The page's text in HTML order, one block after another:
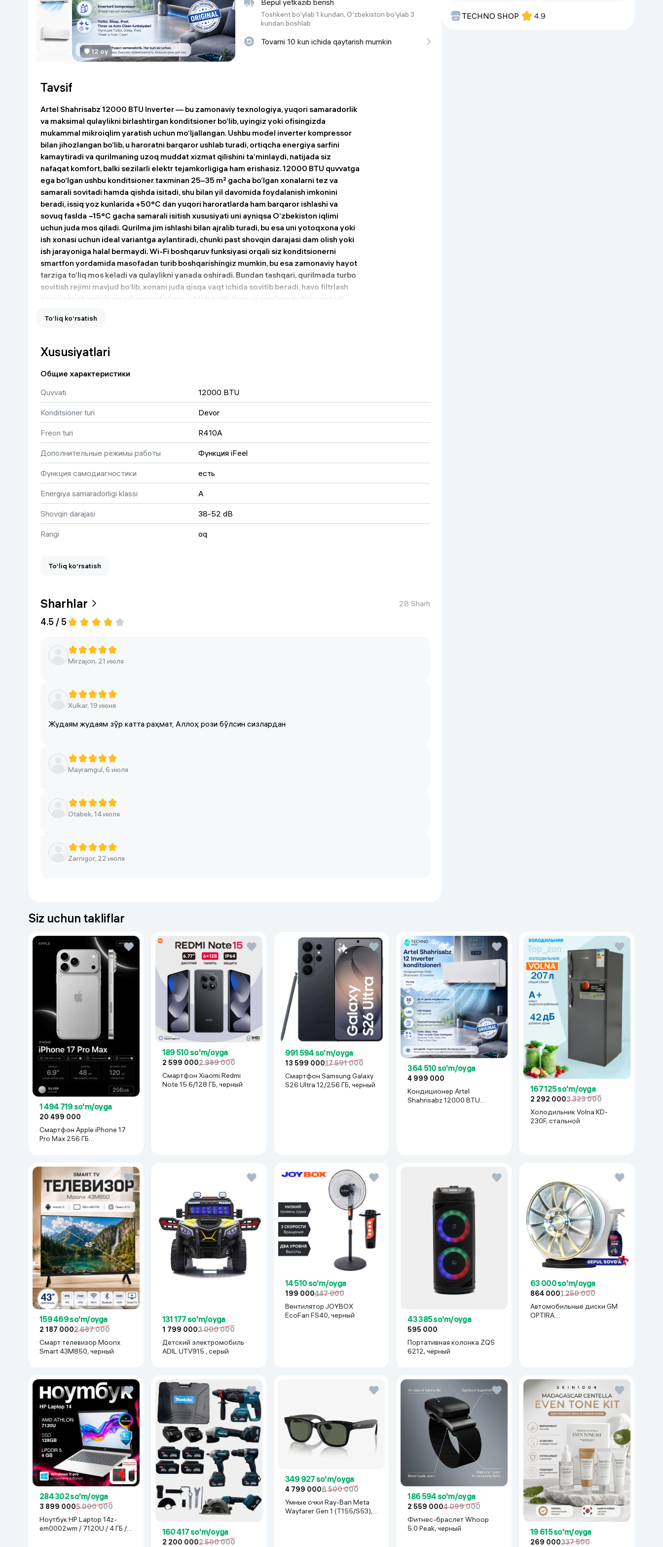
Go‘zallik va parvarish
Aqlli uy
O'yin uchun texnika
Sport tovarlari
Avtotovarlar
Bolalar buyumlari
Qurilish va ta'mirlash
Zargarlik mahsulotlari
Uy uchun tovarlar
Uy va bog‘
Kanselyariya
Maishiy kimyo
Virtual haqiqat ko'zoynaklari
Aqlli ko‘zoynaklar
🛡 12 oy
Bepul yetkazib berish
Toshkent bo‘ylab 1 kundan, O‘zbekiston bo‘ylab 3
kundan boshlab
Tovarni 10 kun ichida qaytarish mumkin
Tavsif
Artel Shahrisabz 12000 BTU Inverter— bu zamonaviy texnologiya, yuqori samaradorlik
va maksimal qulaylikni birlashtirgan konditsioner bo‘lib, uyingiz yoki ofisingizda
mukammal mikroiqlim yaratish uchun mo‘ljallangan. Ushbu model inverter kompressor
bilan jihozlangan bo‘lib, u haroratni barqaror ushlab turadi, ortiqcha energiya sarfini
kamaytiradi va qurilmaning uzoq muddat xizmat qilishini ta’minlaydi, natijada siz
nafaqat komfort, balki sezilarli elektr tejamkorligiga ham erishasiz. 12000 BTU quvvatga
ega bo‘lgan ushbu konditsioner taxminan 25–35 m² gacha bo‘lgan xonalarni tez va
samarali sovitadi hamda qishda isitadi, shu bilan yil davomida foydalanish imkonini
beradi, issiq yoz kunlarida +50°C dan yuqori haroratlarda ham barqaror ishlashi va
sovuq faslda −15°C gacha samarali isitish xususiyati uni ayniqsa O‘zbekiston iqlimi
uchun juda mos qiladi. Qurilma jim ishlashi bilan ajralib turadi, bu esa uni yotoqxona yoki
ish xonasi uchun ideal variantga aylantiradi, chunki past shovqin darajasi dam olish yoki
ish jarayoniga halal bermaydi. Wi-Fi boshqaruv funksiyasi orqali siz konditsionerni
smartfon yordamida masofadan turib boshqarishingiz mumkin, bu esa zamonaviy hayot
tarziga to‘liq mos keladi va qulaylikni yanada oshiradi. Bundan tashqari, qurilmada turbo
sovitish rejimi mavjud bo‘lib, xonani juda qisqa vaqt ichida sovitib beradi, havo filtrlash
tizimi esa chang va zararli zarrachalarni ushlab qolib, toza va sog‘lom muhit yaratadi.
qaraganda ancha kam elektr sarflaydi, shuningdek past kuchlanishda ham barqaror
ishonchli ishlaydi. Zamonaviy va ixcham dizayni esa har qanday interyerga mos tushadi
va xonaga estetik ko‘rinish beradi, umumiy qilib aytganda, bu model kuchli, tejamkor, jim
va aqlli boshqaruvga ega bo‘lgan konditsioner sifatida kundalik hayotingizni yanada
To‘liq ko‘rsatish
Xususiyatlari
Общие характеристики
Quvvati
12000 BTU
Konditsioner turi Devor
Freon turi R410A
Дополнительные режимы работы Функция iFeel
Функция самодиагностики есть
Energiya samaradorligi klassi A
Shovqin darajasi 38-52 dB
Rangi oq
LED-Дисплей
Wi-Fi moduli
Площадь помещения
To‘liq ko‘rsatish
Sharhlar 28 Sharh
4.5 / 5
Mirzajon, 21 июля
Xulkar, 19 июня
Жудаям жудаям зўр катта раҳмат, Аллоҳ рози бўлсин сизлардан
Mayramgul, 6 июля
Otabek, 14 июля
Zarnigor, 22 июля
TECHNO SHOP 4.9
Siz uchun takliflar
1 494 719 so'm/oyga
20 499 000
Смартфон Apple iPhone 17
Pro Max 256 ГБ
189 510 so'm/oyga
2 599 0002 989 000
Смартфон Xiaomi Redmi
Note 15 6/128 ГБ, черный
991 594 so'm/oyga
13 599 00017 591 000
Смартфон Samsung Galaxy
S26 Ultra 12/256 ГБ, черный
364 510 so'm/oyga
4 999 000
Кондиционер Artel
Shahrisabz 12000 BTU
167 125 so'm/oyga
2 292 0003 323 000
Холодильник Volna KD-
230F, стальной
159 469 so'm/oyga
2 187 0002 687 000
Смарт телевизор Moonx
Smart 43M850, черный
131 177 so'm/oyga
1 799 0003 000 000
Детский электромобиль
ADIL UTV915 , серый
14 510 so'm/oyga
199 000447 000
Вентилятор JOYBOX
EcoFan FS40, черный
43 385 so'm/oyga
595 000
Портативная колонка ZQS
6212, чёрный
63 000 so'm/oyga
864 0001 250 000
Автомобильные диски GM
OPTIRA
284 302 so'm/oyga
3 899 0005 000 000
Ноутбук HP Laptop 14z-
em0002wm / 7120U / 4 ГБ /
160 417 so'm/oyga
2 200 0002 500 000
349 927 so'm/oyga
4 799 0006 500 000
Умные очки Ray-Ban Meta
Wayfarer Gen 1 (T155/S53),
186 594 so'm/oyga
2 559 0004 099 000
Фитнес-браслет Whoop
5.0 Peak, черный
19 615 so'm/oyga
269 000337 500